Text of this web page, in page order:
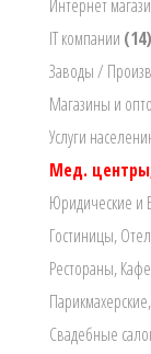
Интернет
IT компании (14)
Заводы /
Магазины и
Услуги
Мед.
Юридические и
Гостиницы,
Рестораны,
Свадебные